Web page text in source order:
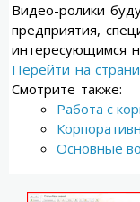
Видео-ролики
предприятия,
интересующимся
Перейти на
Смотрите также:
Работа с
Основные